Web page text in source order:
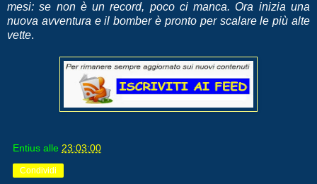
mesi: se non è un record, poco ci manca. Ora inizia una
nuova avventura e il bomber è pronto per scalare le più alte
vette.
Entius alle 23:03:00
Condividi